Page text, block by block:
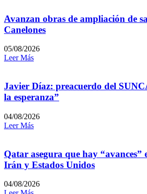
Avanzan obras de ampliación de
Canelones
05/08/2026
Leer Más
Javier Díaz: preacuerdo del
la esperanza”
04/08/2026
Leer Más
Qatar asegura que hay “avances”
Irán y Estados Unidos
04/08/2026